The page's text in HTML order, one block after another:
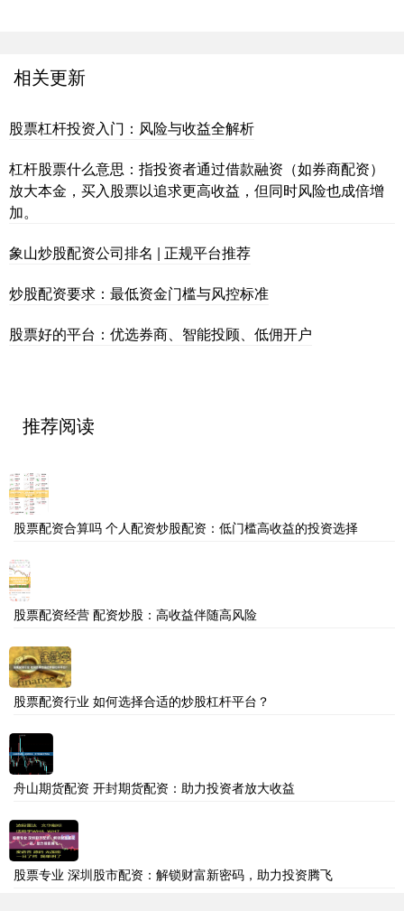
相关更新
股票杠杆投资入门：风险与收益全解析
杠杆股票什么意思：指投资者通过借款融资（如券商配资）
放大本金，买入股票以追求更高收益，但同时风险也成倍增
加。
象山炒股配资公司排名 | 正规平台推荐
炒股配资要求：最低资金门槛与风控标准
股票好的平台：优选券商、智能投顾、低佣开户
推荐阅读
股票配资合算吗 个人配资炒股配资：低门槛高收益的投资选择
股票配资经营 配资炒股：高收益伴随高风险
股票配资行业 如何选择合适的炒股杠杆平台？
舟山期货配资 开封期货配资：助力投资者放大收益
股票专业 深圳股市配资：解锁财富新密码，助力投资腾飞